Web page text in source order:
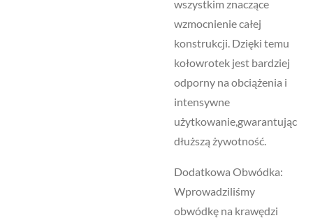
wszystkim znaczące
wzmocnienie całej
konstrukcji. Dzięki temu
kołowrotek jest bardziej
odporny na obciążenia i
intensywne
użytkowanie,gwarantując
dłuższą żywotność.
Dodatkowa Obwódka:
Wprowadziliśmy
obwódkę na krawędzi